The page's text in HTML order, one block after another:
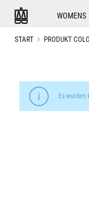
WOMENS
START PRODUKT
Es wurden